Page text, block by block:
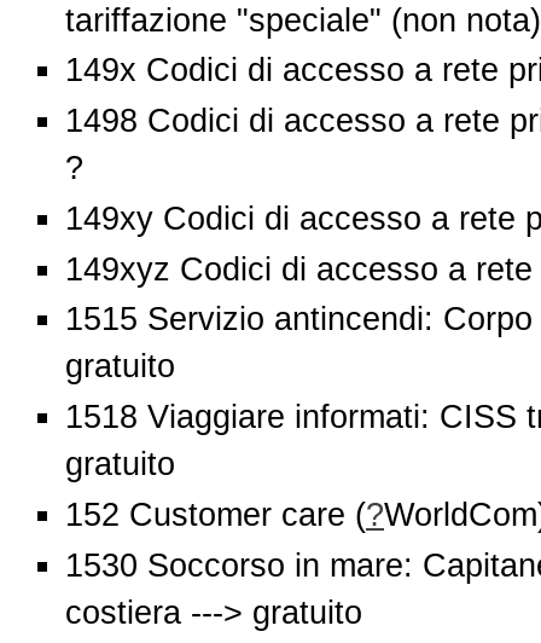
tariffazione "speciale" (non nota)
149x Codici di accesso a rete
1498 Codici di accesso a rete
?
149xy Codici di accesso a rete
149xyz Codici di accesso a
1515 Servizio antincendi:
gratuito
1518 Viaggiare informati: CISS
gratuito
152 Customer care (?
1530 Soccorso in mare:
costiera ---> gratuito